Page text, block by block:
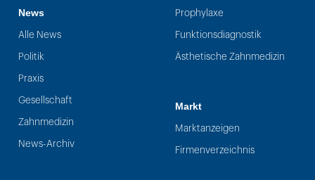
News
Alle News
Politik
Praxis
Gesellschaft
Zahnmedizin
News-Archiv
Prophylaxe
Funktionsdiagnostik
Ästhetische Zahnmedizin
Markt
Marktanzeigen
Firmenverzeichnis